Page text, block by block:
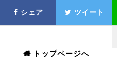
シェア ツイート
トップページへ